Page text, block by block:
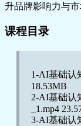
升品牌影响力与市
课程目录
1-AI基础认
18.53MB
2-AI基础认
_1.mp4
3-AI基础认